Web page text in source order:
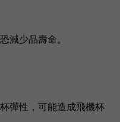
減少品壽命。
彈性，可能造成飛機杯